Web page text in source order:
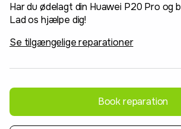
Har du ødelagt din Huawei P20 Pro og
Lad os hjælpe dig!
Se tilgængelige reparationer
Book reparation